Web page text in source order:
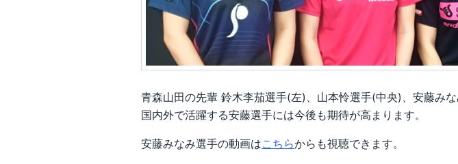
青森山田の先輩 鈴木李茄選手(左)、山本怜選手(中央)、安藤み
国内外で活躍する安藤選手には今後も期待が高まります。
安藤みなみ選手の動画はこちらからも視聴できます。